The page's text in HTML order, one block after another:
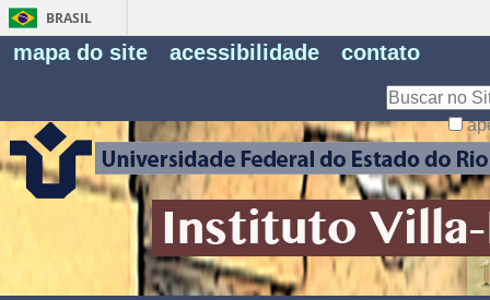
BRASIL
mapa do site acessibilidade contato